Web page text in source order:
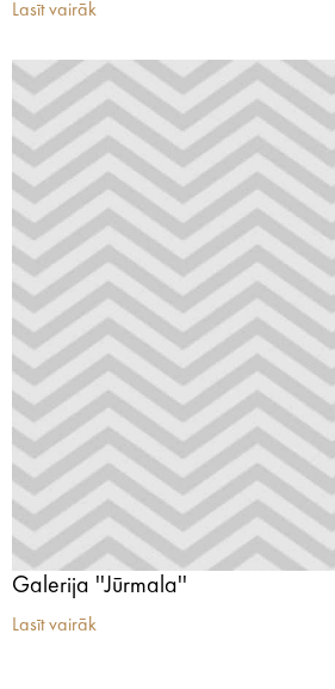
Lasīt vairāk
Galerija ''Jūrmala''
Lasīt vairāk